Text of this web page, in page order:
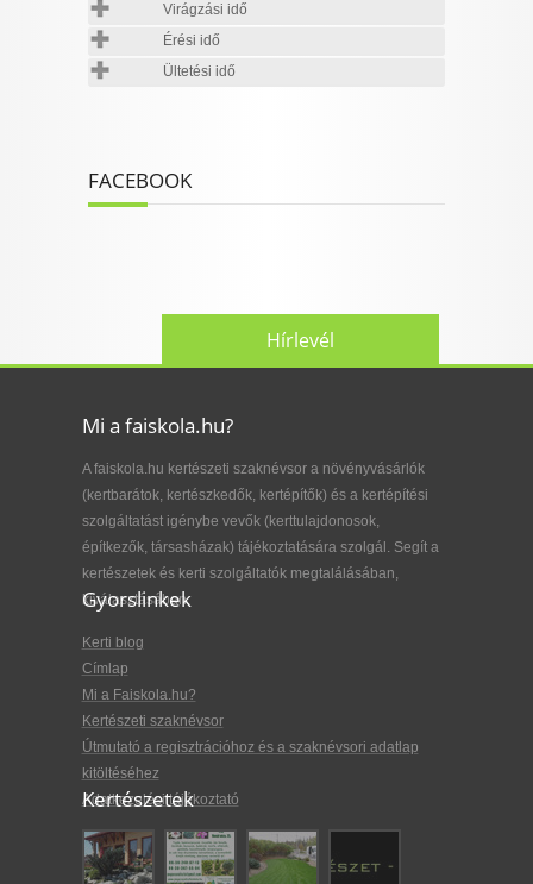
Virágzási idő
Érési idő
Ültetési idő
FACEBOOK
Hírlevél
Mi a faiskola.hu?
A faiskola.hu kertészeti szaknévsor a növényvásárlók
(kertbarátok, kertészkedők, kertépítők) és a kertépítési
szolgáltatást igénybe vevők (kerttulajdonosok,
építkezők, társasházak) tájékoztatására szolgál. Segít a
kertészetek és kerti szolgáltatók megtalálásában,
kiválasztásában.
Gyorslinkek
Kerti blog
Címlap
Mi a Faiskola.hu?
Kertészeti szaknévsor
Útmutató a regisztrációhoz és a szaknévsori adatlap
kitöltéséhez
Adatkezelési tájékoztató
Kertészetek